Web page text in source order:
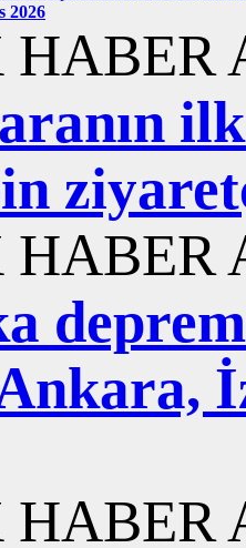
2026
HABER
HABER
HABER